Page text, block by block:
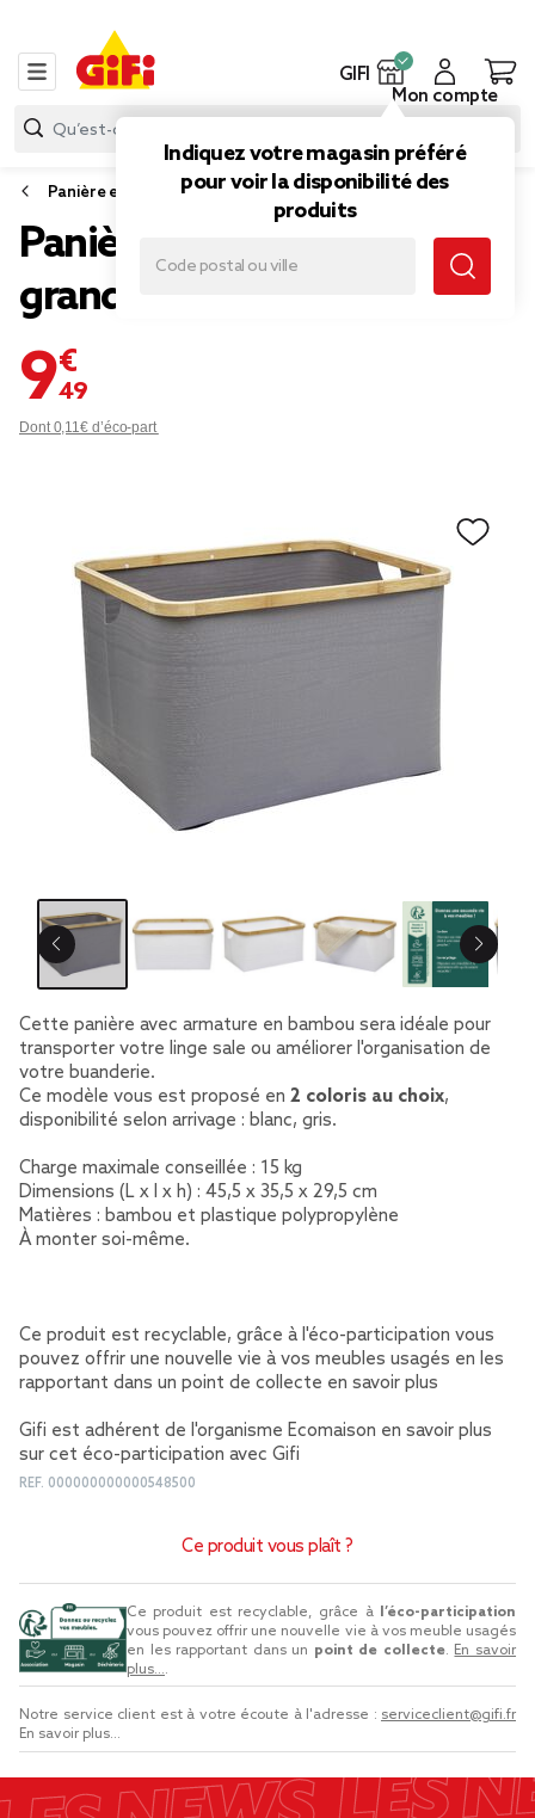
GIFI
Indiquez votre magasin préféré
pour voir la disponibilité des
produits
Mon compte
Panière et boîte de rangement
Panière armature bambou
grand modèle
9,49 €
Dont 0,11€ d’éco-part
Cette panière avec armature en bambou sera idéale pour
transporter votre linge sale ou améliorer l'organisation de
votre buanderie.
Ce modèle vous est proposé en 2 coloris au choix,
disponibilité selon arrivage : blanc, gris.
Charge maximale conseillée : 15 kg
Dimensions (L x l x h) : 45,5 x 35,5 x 29,5 cm
Matières : bambou et plastique polypropylène
À monter soi-même.
Ce produit est recyclable, grâce à l'éco-participation vous
pouvez offrir une nouvelle vie à vos meubles usagés en les
rapportant dans un point de collecte en savoir plus
Gifi est adhérent de l'organisme Ecomaison en savoir plus
sur cet éco-participation avec Gifi
REF. 000000000000548500
Ce produit vous plaît ?
Ce produit est recyclable, grâce à
l’éco-participation
vous pouvez offrir une nouvelle vie à vos meuble usagés
en les rapportant dans un point de collecte. En savoir
plus....
Notre service client est à votre écoute à l'adresse : serviceclient@gifi.fr
En savoir plus...